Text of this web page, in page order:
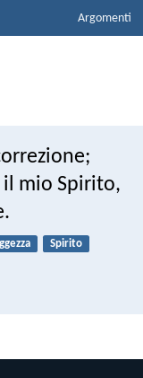
Argomenti
il mio Spirito,
Spirito